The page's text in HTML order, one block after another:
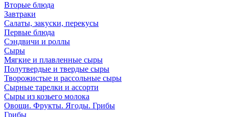
Вторые блюда
Завтраки
Салаты, закуски, перекусы
Первые блюда
Сэндвичи и роллы
Сыры
Мягкие и плавленные сыры
Полутвердые и твердые сыры
Творожистые и рассольные сыры
Сырные тарелки и ассорти
Сыры из козьего молока
Овощи. Фрукты. Ягоды. Грибы
Грибы